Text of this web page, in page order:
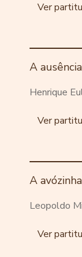
Ver
A ausência
Henrique
Ver
A
Leopoldo
Ver